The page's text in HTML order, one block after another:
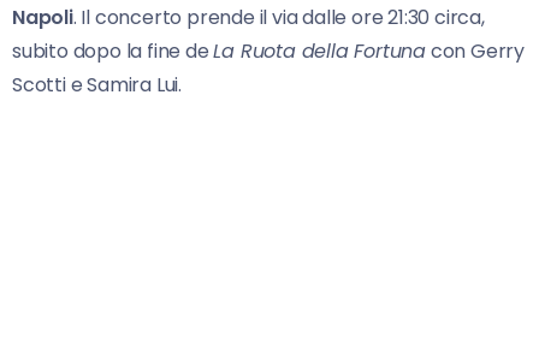
Napoli. Il concerto prende il via dalle ore 21:30 circa,
subito dopo la fine deLa Ruota della Fortunacon Gerry
Scotti e Samira Lui.